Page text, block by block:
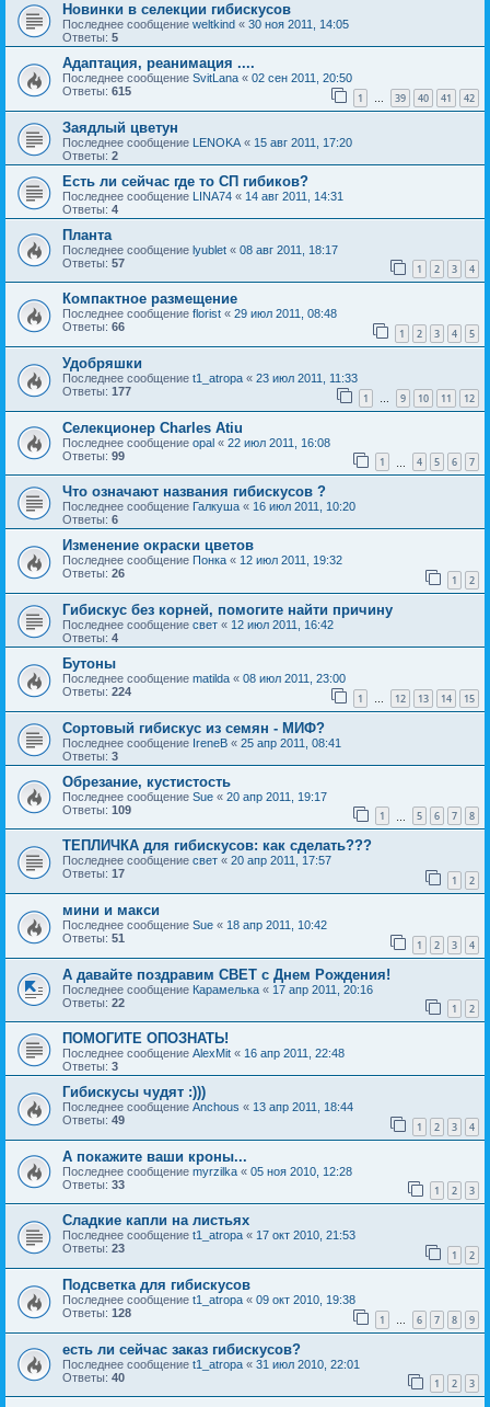
Новинки в селекции гибискусов
Последнее сообщение weltkind « 30 ноя 2011, 14:05
Ответы: 5
Адаптация, реанимация ....
Последнее сообщение SvitLana « 02 сен 2011, 20:50
Ответы: 615 1 … 39 40 41 42
Заядлый цветун
Последнее сообщение LENOKA « 15 авг 2011, 17:20
Ответы: 2
Есть ли сейчас где то СП гибиков?
Последнее сообщение LINA74 « 14 авг 2011, 14:31
Ответы: 4
Планта
Последнее сообщение lyublet « 08 авг 2011, 18:17
Ответы: 57 1 2 3 4
Компактное размещение
Последнее сообщение florist « 29 июл 2011, 08:48
Ответы: 66 1 2 3 4 5
Удобряшки
Последнее сообщение t1_atropa « 23 июл 2011, 11:33
Ответы: 177 1 … 9 10 11 12
Селекционер Charles Atiu
Последнее сообщение opal « 22 июл 2011, 16:08
Ответы: 99 1 4 5 6 7
Что означают названия гибискусов ?
Последнее сообщение Галкуша « 16 июл 2011, 10:20
Ответы: 6
Изменение окраски цветов
Последнее сообщение Понка « 12 июл 2011, 19:32
Ответы: 26 1 2
Гибискус без корней, помогите найти причину
Последнее сообщение свет « 12 июл 2011, 16:42
Ответы: 4
Бутоны
Последнее сообщение matilda « 08 июл 2011, 23:00
Ответы: 224 1 … 12 13 14 15
Сортовый гибискус из семян - МИФ?
Последнее сообщение IreneB « 25 апр 2011, 08:41
Ответы: 3
Обрезание, кустистость
Последнее сообщение Sue « 20 апр 2011, 19:17
Ответы: 109 1 5 6 7 8
ТЕПЛИЧКА для гибискусов: как сделать???
Последнее сообщение свет « 20 апр 2011, 17:57
Ответы: 17 1 2
мини и макси
Последнее сообщение Sue « 18 апр 2011, 10:42
Ответы: 51 1 2 3 4
А давайте поздравим СВЕТ с Днем Рождения!
Последнее сообщение Карамелька « 17 апр 2011, 20:16
Ответы: 22 1 2
ПОМОГИТЕ ОПОЗНАТЬ!
Последнее сообщение AlexMit « 16 апр 2011, 22:48
Ответы: 3
Гибискусы чудят :)))
Последнее сообщение Anchous « 13 апр 2011, 18:44
Ответы: 49 1 2 3 4
А покажите ваши кроны...
Последнее сообщение myrzilka « 05 ноя 2010, 12:28
Ответы: 33 1 2 3
Сладкие капли на листьях
Последнее сообщение t1_atropa « 17 окт 2010, 21:53
Ответы: 23 1 2
Подсветка для гибискусов
Последнее сообщение t1_atropa « 09 окт 2010, 19:38
Ответы: 128 1 … 6 7 8 9
есть ли сейчас заказ гибискусов?
Последнее сообщение t1_atropa « 31 июл 2010, 22:01
Ответы: 40 1 2 3